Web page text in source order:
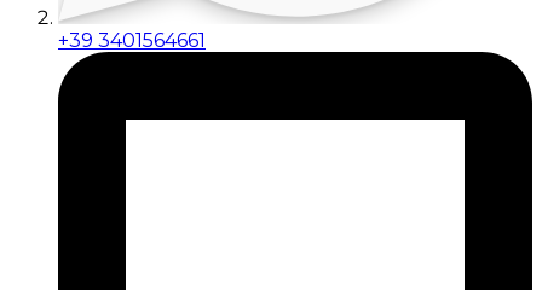
+39 3401564661